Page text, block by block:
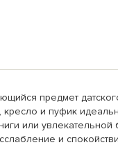
предмет
и пуфик
или увлекательной
и